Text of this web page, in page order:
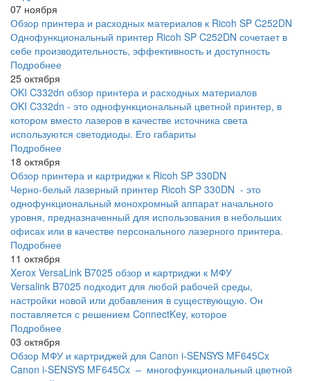
07 ноября
Обзор принтера и расходных материалов к Ricoh SP C252DN
Однофункциональный принтер Ricoh SP C252DN сочетает в
себе производительность, эффективность и доступность
Подробнее
25 октября
OKI C332dn обзор принтера и расходных материалов
OKI C332dn - это однофункциональный цветной принтер, в
котором вместо лазеров в качестве источника света
используются светодиоды. Его габариты
Подробнее
18 октября
Обзор принтера и картриджи к Ricoh SP 330DN
Черно-белый лазерный принтер Ricoh SP 330DN - это
однофункциональный монохромный аппарат начального
уровня, предназначенный для использования в небольших
офисах или в качестве персонального лазерного принтера.
Подробнее
11 октября
Xerox VersaLink B7025 обзор и картриджи к МФУ
Versalink B7025 подходит для любой рабочей среды,
настройки новой или добавления в существующую. Он
поставляется с решением ConnectKey, которое
Подробнее
03 октября
Обзор МФУ и картриджей для Canon i-SENSYS MF645Cx
Canon i-SENSYS MF645Cx – многофункциональный цветной